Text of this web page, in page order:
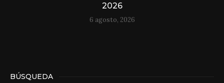
2026
6 agosto, 2026
BÚSQUEDA